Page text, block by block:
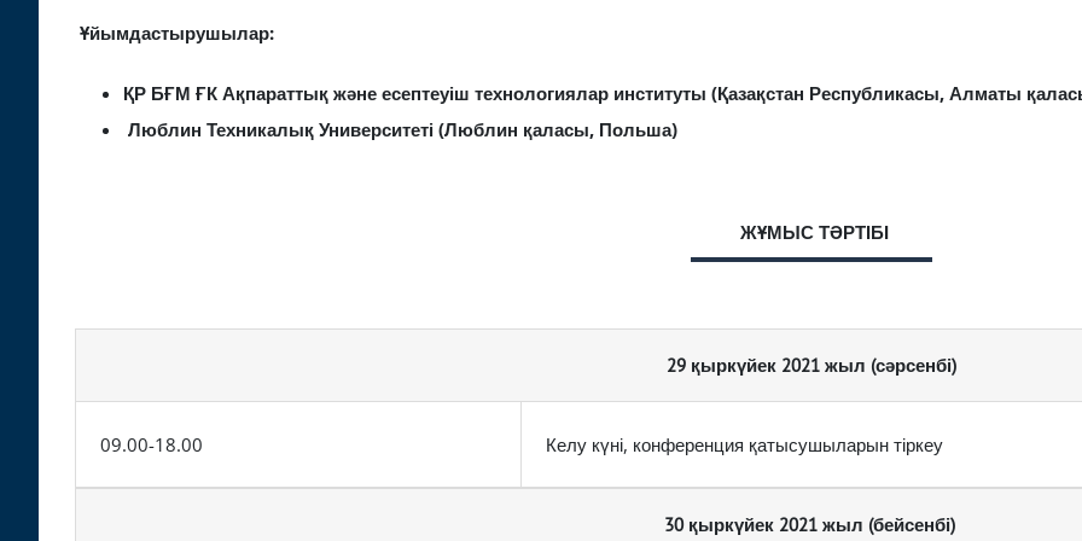
Ұйымдастырушылар:
ҚР БҒМ ҒК Ақпараттық және есептеуіш технологиялар институты (Қазақстан Республикасы, Алматы
Люблин Техникалық Университеті (Люблин қаласы, Польша)
ЖҰМЫС ТӘРТІБІ
29 қыркүйек 2021 жыл (сәрсенбі)
09.00-18.00 Келу күні, конференция қатысушыларын тіркеу
30 қыркүйек 2021 жыл (бейсенбі)